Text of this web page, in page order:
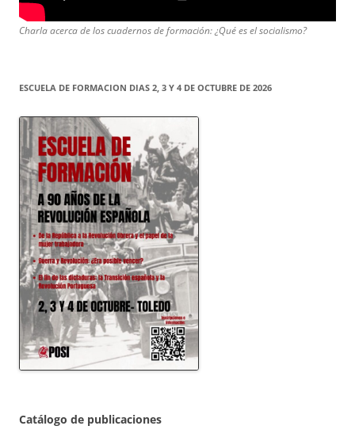
Charla acerca de los cuadernos de formación: ¿Qué es el socialismo?
ESCUELA DE FORMACION DIAS 2, 3 Y 4 DE OCTUBRE DE 2026
Catálogo de publicaciones